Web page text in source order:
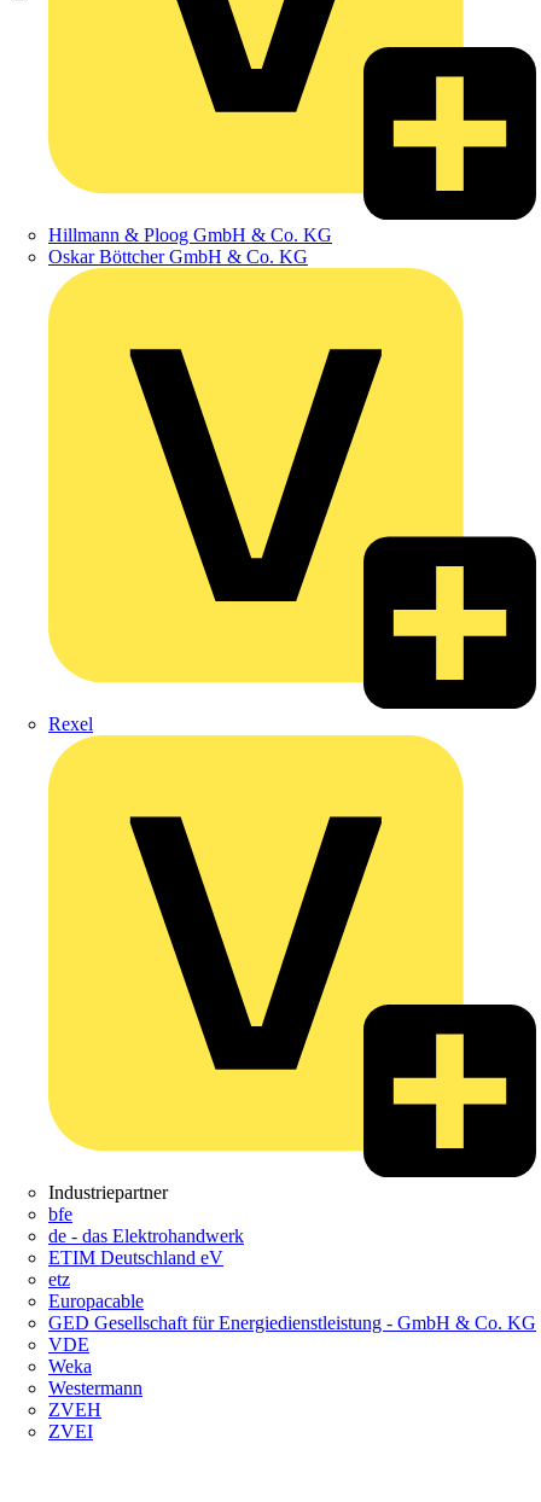
Hillmann & Ploog GmbH & Co. KG
Oskar Böttcher GmbH & Co. KG
Rexel
Industriepartner
bfe
de - das Elektrohandwerk
ETIM Deutschland eV
etz
Europacable
GED Gesellschaft für Energiedienstleistung - GmbH & Co. KG
VDE
Weka
Westermann
ZVEH
ZVEI